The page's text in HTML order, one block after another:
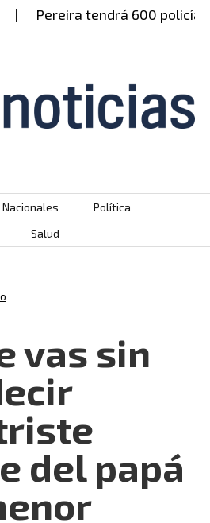
Pereira tendrá 600 policías
Nacionales
Política
Salud
vas sin
del papá